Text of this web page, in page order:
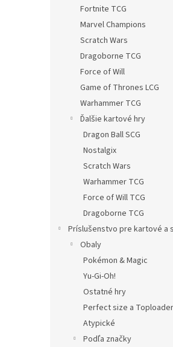
Fortnite TCG
Marvel Champions
Scratch Wars
Dragoborne TCG
Force of Will
Game of Thrones LCG
Warhammer TCG
Ďalšie kartové hry
Dragon Ball SCG
Nostalgix
Scratch Wars
Warhammer TCG
Force of Will TCG
Dragoborne TCG
Príslušenstvo pre kartové a
Obaly
Pokémon & Magic
Yu-Gi-Oh!
Ostatné hry
Perfect size a
Atypické
Podľa značky